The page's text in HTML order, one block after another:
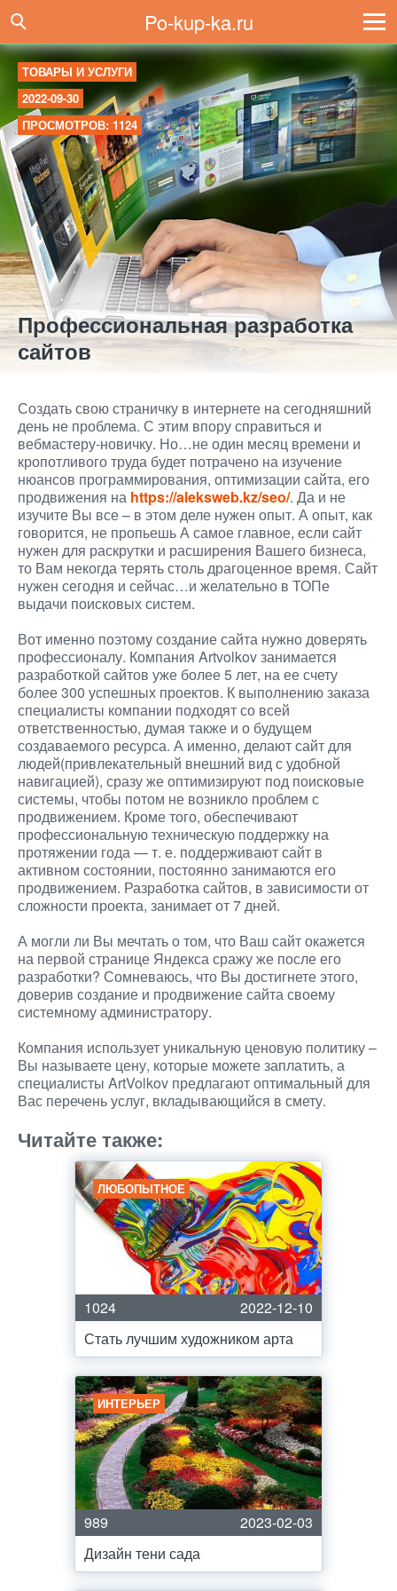
Po-kup-ka.ru
ТОВАРЫ И УСЛУГИ
2022-09-30
ПРОСМОТРОВ: 1124
Профессиональная разработка
сайтов
Создать свою страничку в интернете на сегодняшний
день не проблема. С этим впору справиться и
вебмастеру-новичку. Но…не один месяц времени и
кропотливого труда будет потрачено на изучение
нюансов программирования, оптимизации сайта, его
продвижения на https://aleksweb.kz/seo/. Да и не
изучите Вы все – в этом деле нужен опыт. А опыт, как
говорится, не пропьешь А самое главное, если сайт
нужен для раскрутки и расширения Вашего бизнеса,
то Вам некогда терять столь драгоценное время. Сайт
нужен сегодня и сейчас…и желательно в ТОПе
выдачи поисковых систем.
Вот именно поэтому создание сайта нужно доверять
профессионалу. Компания Artvolkov занимается
разработкой сайтов уже более 5 лет, на ее счету
более 300 успешных проектов. К выполнению заказа
специалисты компании подходят со всей
ответственностью, думая также и о будущем
создаваемого ресурса. А именно, делают сайт для
людей(привлекательный внешний вид с удобной
навигацией), сразу же оптимизируют под поисковые
системы, чтобы потом не возникло проблем с
продвижением. Кроме того, обеспечивают
профессиональную техническую поддержку на
протяжении года — т. е. поддерживают сайт в
активном состоянии, постоянно занимаются его
продвижением. Разработка сайтов, в зависимости от
сложности проекта, занимает от 7 дней.
А могли ли Вы мечтать о том, что Ваш сайт окажется
на первой странице Яндекса сражу же после его
разработки? Сомневаюсь, что Вы достигнете этого,
доверив создание и продвижение сайта своему
системному администратору.
Компания использует уникальную ценовую политику –
Вы называете цену, которые можете заплатить, а
специалисты ArtVolkov предлагают оптимальный для
Вас перечень услуг, вкладывающийся в смету.
Читайте также:
ЛЮБОПЫТНОЕ
1024
2022-12-10
Стать лучшим художником арта
ИНТЕРЬЕР
989
2023-02-03
Дизайн тени сада